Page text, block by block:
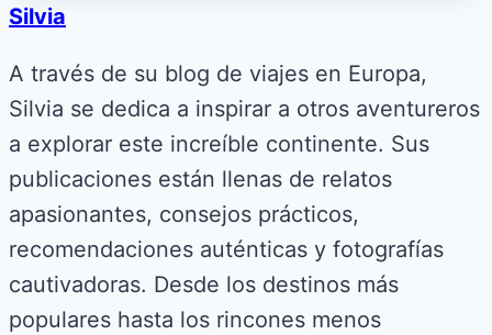
Silvia
A través de su blog de viajes en Europa,
Silvia se dedica a inspirar a otros aventureros
a explorar este increíble continente. Sus
publicaciones están llenas de relatos
apasionantes, consejos prácticos,
recomendaciones auténticas y fotografías
cautivadoras. Desde los destinos más
populares hasta los rincones menos